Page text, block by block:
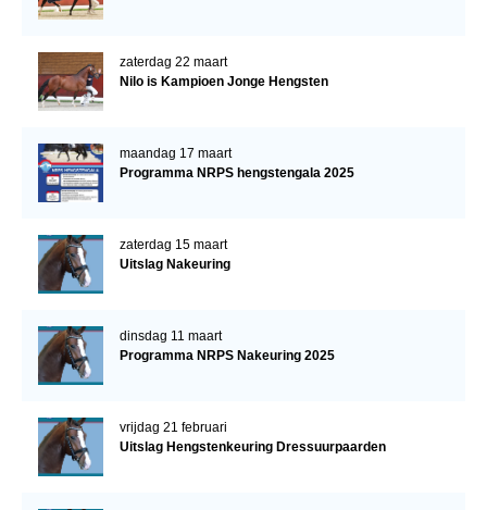
zaterdag 22 maart
Nilo is Kampioen Jonge Hengsten
maandag 17 maart
Programma NRPS hengstengala 2025
zaterdag 15 maart
Uitslag Nakeuring
dinsdag 11 maart
Programma NRPS Nakeuring 2025
vrijdag 21 februari
Uitslag Hengstenkeuring Dressuurpaarden